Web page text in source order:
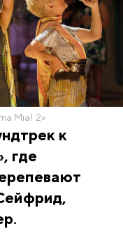
Mia! 2»
к
где